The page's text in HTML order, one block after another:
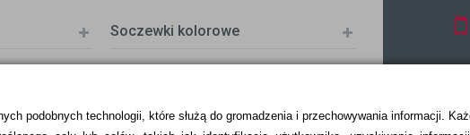
podobnych technologii, które służą do gromadzenia i przechowywania informacji.
Soczewki kolorowe